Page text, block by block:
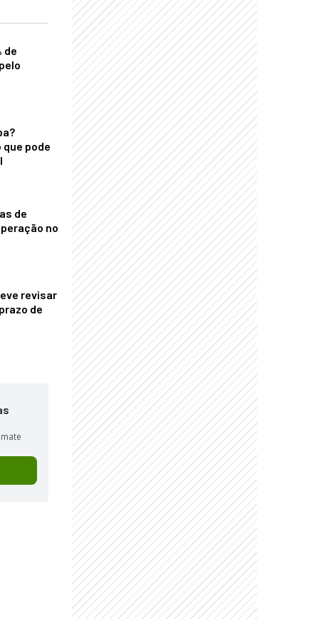
de
pode
de
no
revisar
de